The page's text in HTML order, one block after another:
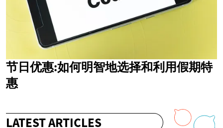
节日优惠:如何明智地选择和利用假期特
惠
LATEST ARTICLES